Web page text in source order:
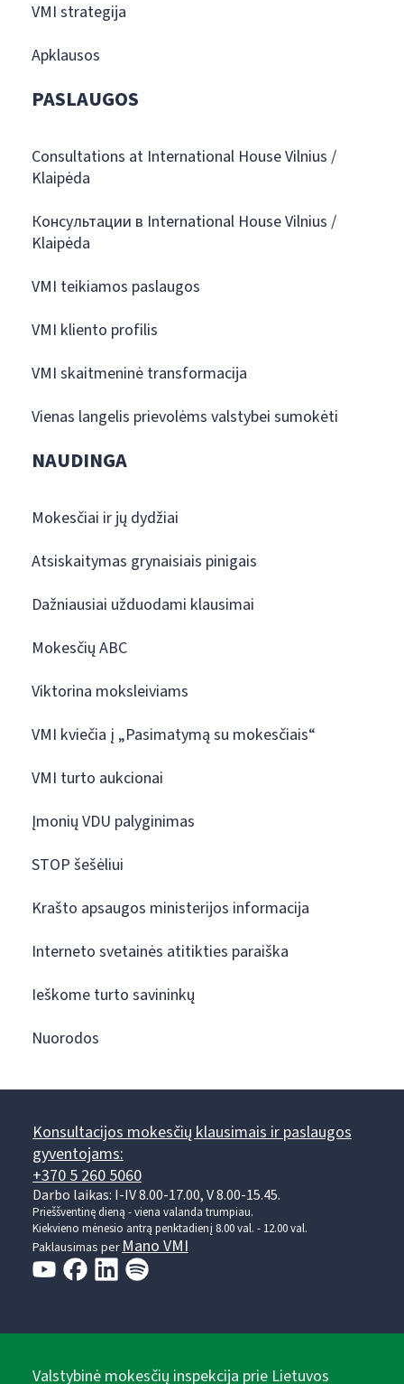
VMI strategija
Apklausos
PASLAUGOS
Consultations at International House Vilnius /
Klaipėda
Консультации в International House Vilnius /
Klaipėda
VMI teikiamos paslaugos
VMI kliento profilis
VMI skaitmeninė transformacija
Vienas langelis prievolėms valstybei sumokėti
NAUDINGA
Mokesčiai ir jų dydžiai
Atsiskaitymas grynaisiais pinigais
Dažniausiai užduodami klausimai
Mokesčių ABC
Viktorina moksleiviams
VMI kviečia į „Pasimatymą su mokesčiais“
VMI turto aukcionai
Įmonių VDU palyginimas
STOP šešėliui
Krašto apsaugos ministerijos informacija
Interneto svetainės atitikties paraiška
Ieškome turto savininkų
Nuorodos
Konsultacijos mokesčių klausimais ir paslaugos
gyventojams:
+370 5 260 5060
Darbo laikas: I-IV 8.00-17.00, V 8.00-15.45.
Prieššventinę dieną - viena valanda trumpiau.
Kiekvieno mėnesio antrą penktadienį 8.00 val. - 12.00 val.
Paklausimas perMano VMI
Valstybinė mokesčių inspekcija prie Lietuvos